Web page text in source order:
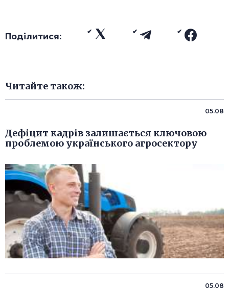
Поділитися:
Читайте також:
05.08
Дефіцит кадрів залишається ключовою
проблемою українського агросектору
05.08